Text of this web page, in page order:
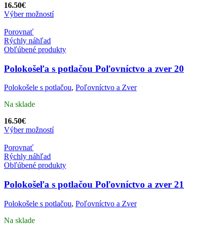
16.50€
Výber možností
Porovnať
Rýchly náhľad
Obľúbené produkty
Polokošeľa s potlačou Poľovníctvo a zver 20
Polokošele s potlačou, Poľovníctvo a Zver
Na sklade
16.50€
Výber možností
Porovnať
Rýchly náhľad
Obľúbené produkty
Polokošeľa s potlačou Poľovníctvo a zver 21
Polokošele s potlačou, Poľovníctvo a Zver
Na sklade